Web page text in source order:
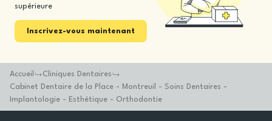
supérieure
Inscrivez-vous maintenant
Accueil
Cliniques Dentaires
Cabinet Dentaire de la Place - Montreuil - Soins Dentaires -
Implantologie - Esthétique - Orthodontie